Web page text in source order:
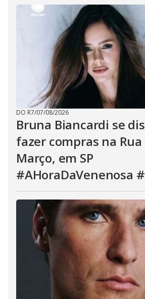
DO R7/07/08/2026
Bruna Biancardi se
fazer compras na Rua
Março, em SP
#AHoraDaVenenosa